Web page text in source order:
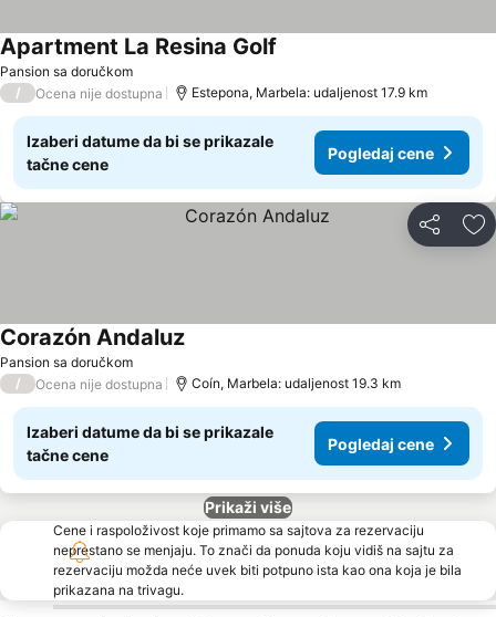
Pansion sa doručkom
Apartment La Resina Golf
/ Ocena nije dostupna Estepona, Marbela: udaljenost 17.9 km
Izaberi datume da bi se prikazale
tačne cene
Pogledaj cene
Deli
Pansion sa doručkom
Corazón Andaluz
/ Ocena nije dostupna Coín, Marbela: udaljenost 19.3 km
Izaberi datume da bi se prikazale
tačne cene
Pogledaj cene
Prikaži više
Cene i raspoloživost koje primamo sa sajtova za rezervaciju
neprestano se menjaju. To znači da ponuda koju vidiš na sajtu za
rezervaciju možda neće uvek biti potpuno ista kao ona koja je bila
prikazana na trivagu.